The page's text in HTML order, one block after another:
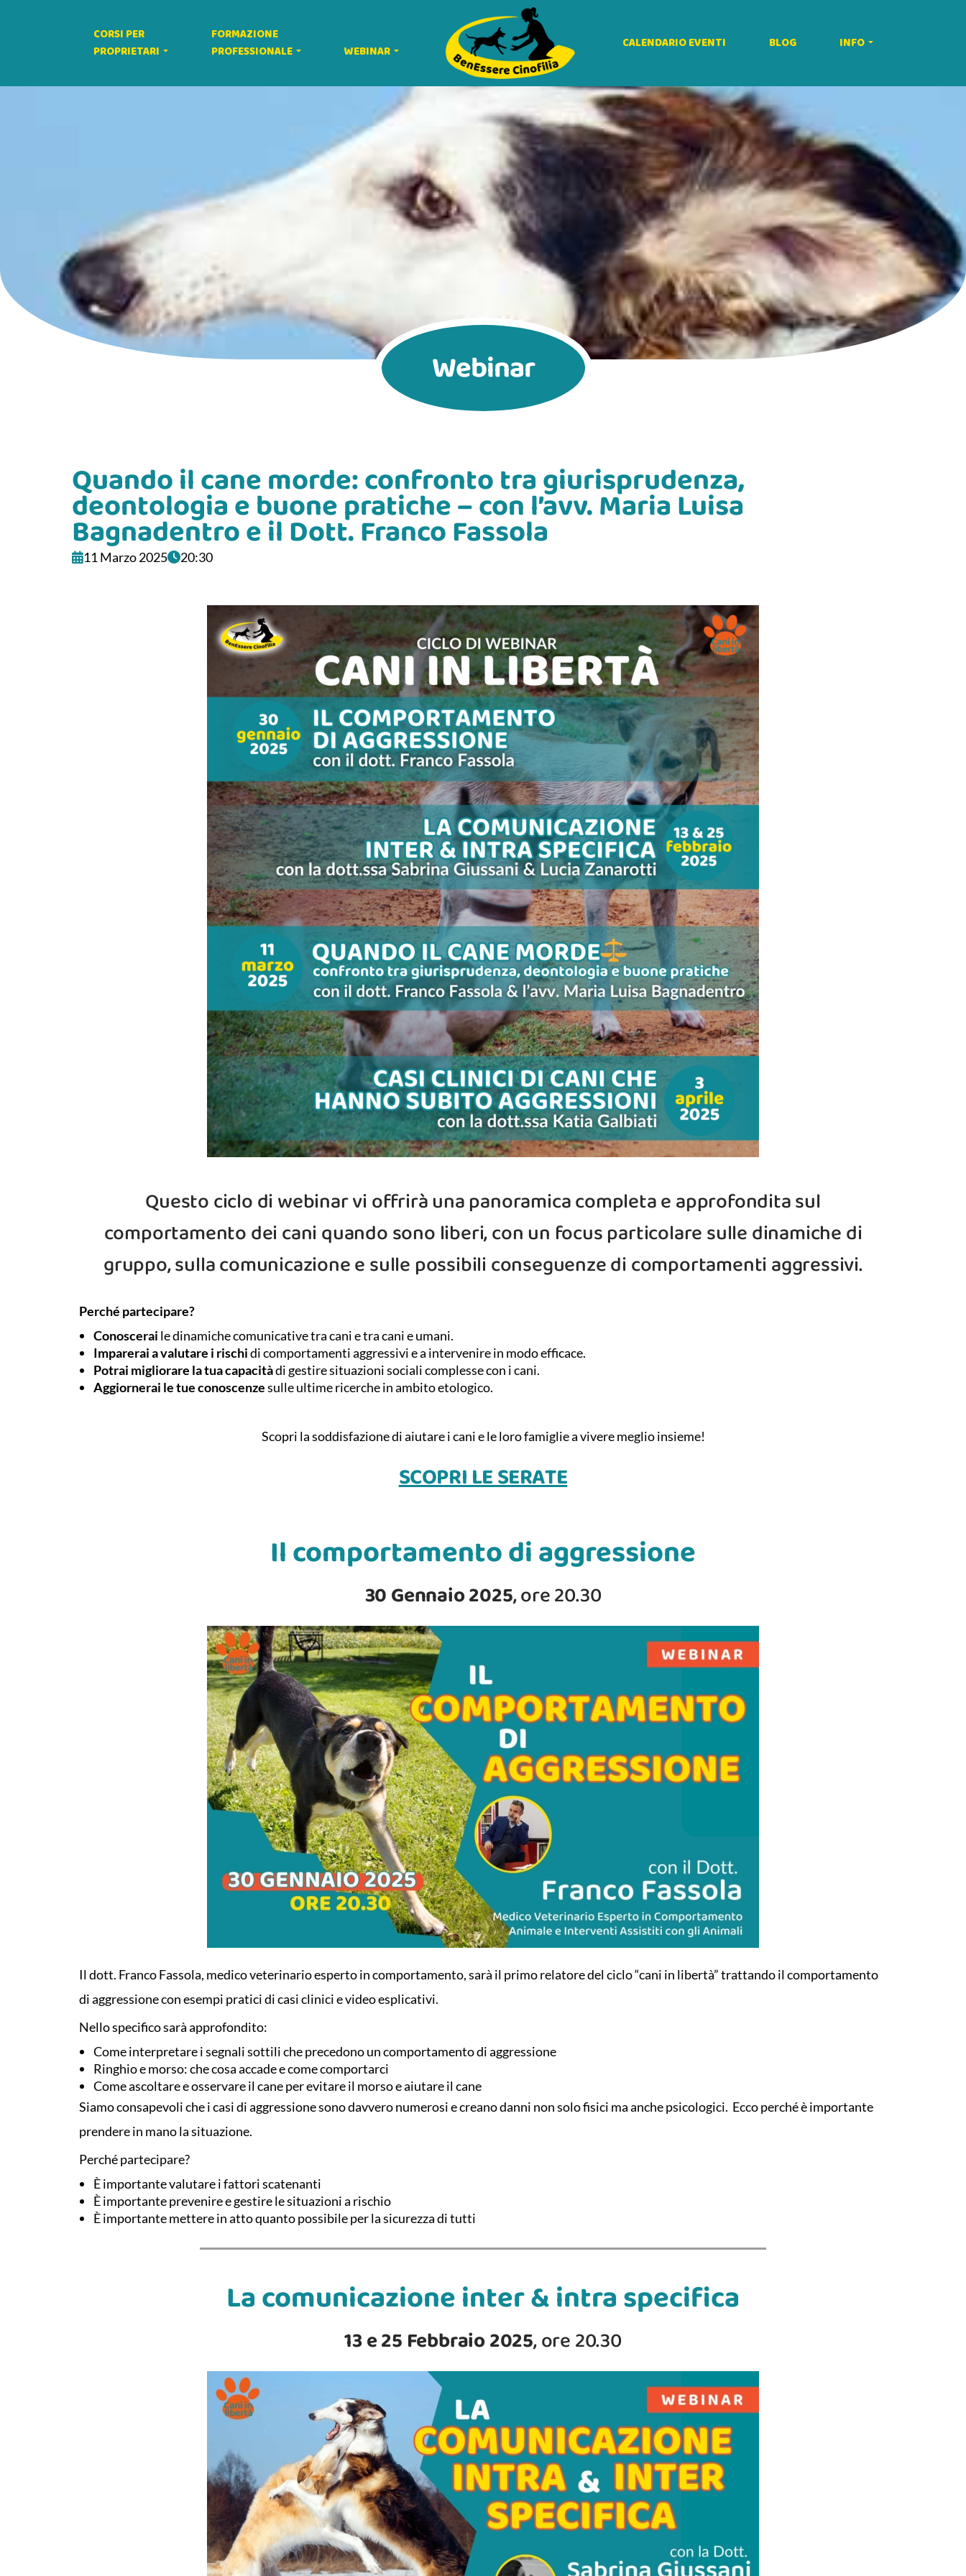
CORSI PER
PROPRIETARI
FORMAZIONE
PROFESSIONALE
WEBINAR
CALENDARIO EVENTI BLOG INFO
Webinar
Quando il cane morde: confronto tra giurisprudenza,
deontologia e buone pratiche – con l’avv. Maria Luisa
Bagnadentro e il Dott. Franco Fassola
11 Marzo 2025 20:30
Questo ciclo di webinar vi offrirà una panoramica completa e approfondita sul
comportamento dei cani quando sono liberi, con un focus particolare sulle dinamiche di
gruppo, sulla comunicazione e sulle possibili conseguenze di comportamenti aggressivi.
Perché partecipare?
Conoscerai le dinamiche comunicative tra cani e tra cani e umani.
Imparerai a valutare i rischidi comportamenti aggressivi e a intervenire in modo efficace.
Potrai migliorare la tua capacitàdi gestire situazioni sociali complesse con i cani.
Aggiornerai le tue conoscenzesulle ultime ricerche in ambito etologico.
Scopri la soddisfazione di aiutare i cani e le loro famiglie a vivere meglio insieme!
SCOPRI LE SERATE
Il comportamento di aggressione
30 Gennaio 2025, ore 20.30
Il dott. Franco Fassola, medico veterinario esperto in comportamento, sarà il primo relatore del ciclo “cani in libertà” trattando il comportamento
di aggressione con esempi pratici di casi clinici e video esplicativi.
Nello specifico sarà approfondito:
Come interpretare i segnali sottili che precedono un comportamento di aggressione
Ringhio e morso: che cosa accade e come comportarci
Come ascoltare e osservare il cane per evitare il morso e aiutare il cane
Siamo consapevoli che i casi di aggressione sono davvero numerosi e creano danni non solo fisici ma anche psicologici. Ecco perché è importante
prendere in mano la situazione.
Perché partecipare?
È importante valutare i fattori scatenanti
È importante prevenire e gestire le situazioni a rischio
È importante mettere in atto quanto possibile per la sicurezza di tutti
La comunicazione inter & intra specifica
13 e 25 Febbraio 2025, ore 20.30